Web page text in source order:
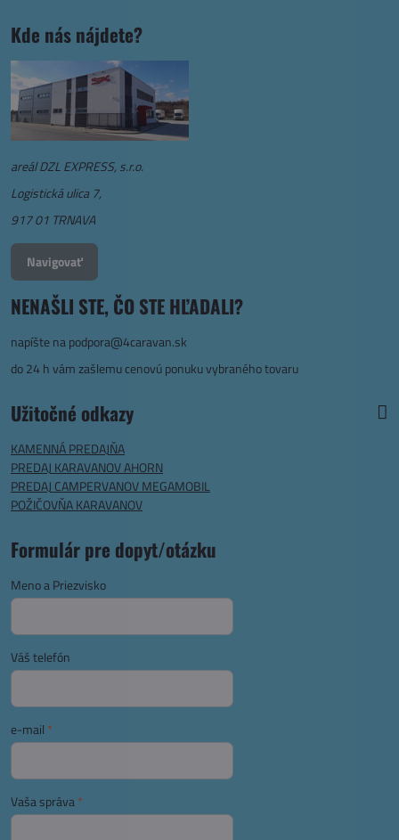
Kde nás nájdete?
areál DZL EXPRESS, s.r.o.
Logistická ulica 7,
917 01 TRNAVA
Navigovať
NENAŠLI STE, ČO STE HĽADALI?
napíšte napodpora@4caravan.sk
do 24 h vám zašlemu cenovú ponuku vybraného tovaru
Užitočné odkazy
KAMENNÁ PREDAJŇA
PREDAJ KARAVANOV AHORN
PREDAJ CAMPERVANOV MEGAMOBIL
POŽIČOVŇA KARAVANOV
Formulár pre dopyt/otázku
Meno a Priezvisko
Váš telefón
e-mail *
Vaša správa*